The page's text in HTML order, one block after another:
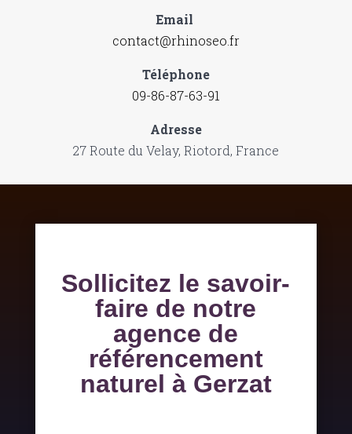
Email
contact@rhinoseo.fr
Téléphone
09-86-87-63-91
Adresse
27 Route du Velay, Riotord, France
Sollicitez le savoir-
faire de notre
agence de
référencement
naturel à Gerzat